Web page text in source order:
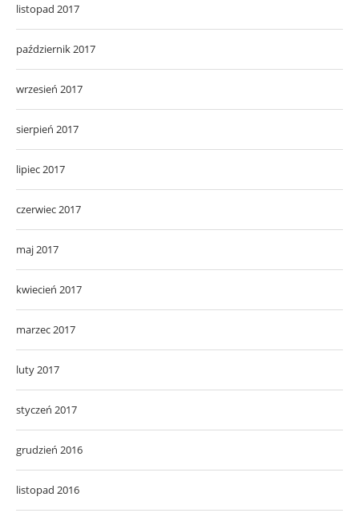
listopad 2017
październik 2017
wrzesień 2017
sierpień 2017
lipiec 2017
czerwiec 2017
maj 2017
kwiecień 2017
marzec 2017
luty 2017
styczeń 2017
grudzień 2016
listopad 2016